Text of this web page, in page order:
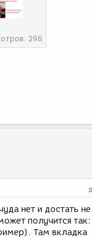
296
нет и достать не
получится так:
Там вкладка